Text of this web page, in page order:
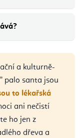
a kulturně-
palo santa jsou
to lékařská
ani nečistí
ho jen z
dřeva a